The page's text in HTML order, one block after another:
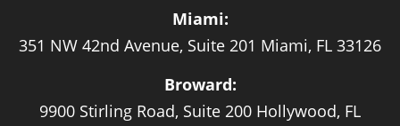
Miami:
351 NW 42nd Avenue, Suite 201 Miami, FL 33126
Broward:
9900 Stirling Road, Suite 200 Hollywood, FL